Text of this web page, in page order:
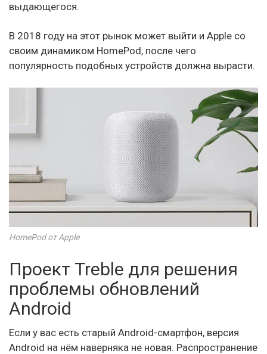
выдающегося.
В 2018 году на этот рынок может выйти и Apple со
своим динамиком HomePod, после чего
популярность подобных устройств должна вырасти.
HomePod от Apple
Проект Treble для решения
проблемы обновлений
Android
Если у вас есть старый Android-смартфон, версия
Android на нём наверняка не новая. Распространение